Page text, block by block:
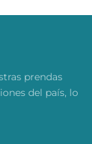
prendas
del país, lo